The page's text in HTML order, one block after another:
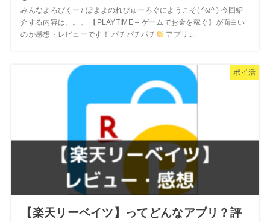
みんなよろぴくー♪ ぽよよのれびゅーろぐにようこそ( ^ω^ ) 今回紹
介する内容は。。。 【PLAYTIME – ゲームでお金を稼ぐ】が面白い
のか感想・レビューです！ パチパチパチ
アプリ...
ポイ活
【楽天リーベイツ】ってどんなアプリ？評